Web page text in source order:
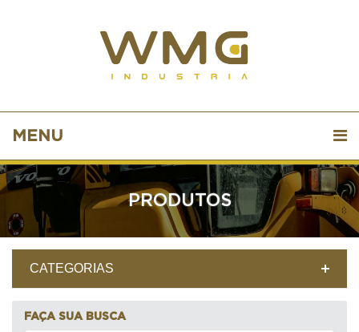
MENU
PRODUTOS
CATEGORIAS
FAÇA SUA BUSCA